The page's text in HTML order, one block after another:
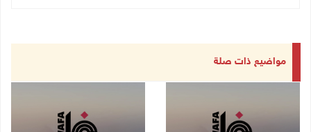
مواضيع ذات صلة